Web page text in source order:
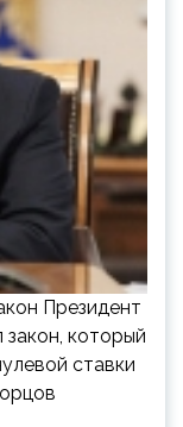
Президент
который
ставки